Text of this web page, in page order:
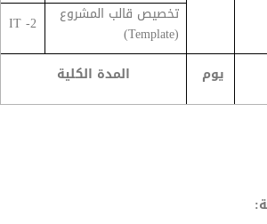
تخصيص قالب المشروع
(Template)
IT -2
يوم المدة الكلية